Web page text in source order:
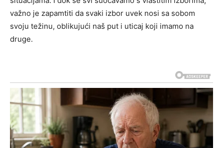
važno je zapamtiti da svaki izbor uvek nosi sa sobom
svoju težinu, oblikujući naš put i uticaj koji imamo na
druge.